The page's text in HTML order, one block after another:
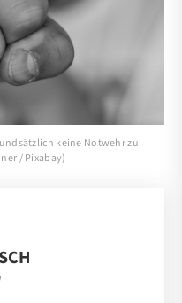
keine Notwehr zu
/ Pixabay)